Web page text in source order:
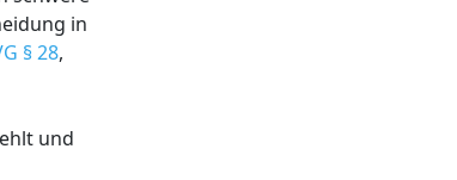
in
§ 28,
und